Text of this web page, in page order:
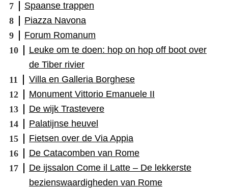
Spaanse trappen
Piazza Navona
Forum Romanum
Leuke om te doen: hop on hop off boot over
de Tiber rivier
Villa en Galleria Borghese
Monument Vittorio Emanuele II
De wijk Trastevere
Palatijnse heuvel
Fietsen over de Via Appia
De Catacomben van Rome
De ijssalon Come il Latte – De lekkerste
bezienswaardigheden van Rome